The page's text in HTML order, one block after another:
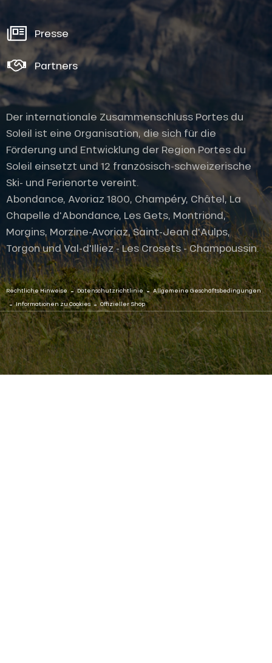
Presse
Partners
Der internationale Zusammenschluss Portes du
Soleil ist eine Organisation, die sich für die
Förderung und Entwicklung der Region Portes du
Soleil einsetzt und 12 französisch-schweizerische
Ski- und Ferienorte vereint.
Abondance, Avoriaz 1800, Champéry, Châtel, La
Chapelle d'Abondance, Les Gets, Montriond,
Morgins, Morzine-Avoriaz, Saint-Jean d'Aulps,
Torgon und Val-d'Illiez - Les Crosets - Champoussin.
Rechtliche Hinweise - Datenschutzrichtlinie - Allgemeine Geschäftsbedingungen
- Informationen zu Cookies - Offizieller Shop